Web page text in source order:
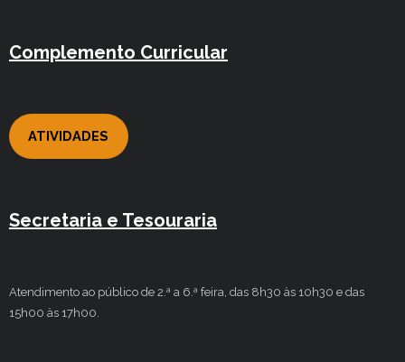
Complemento Curricular
ATIVIDADES
Secretaria e Tesouraria
Atendimento ao público de 2.ª a 6.ª feira, das 8h30 às 10h30 e das
15h00 às 17h00.